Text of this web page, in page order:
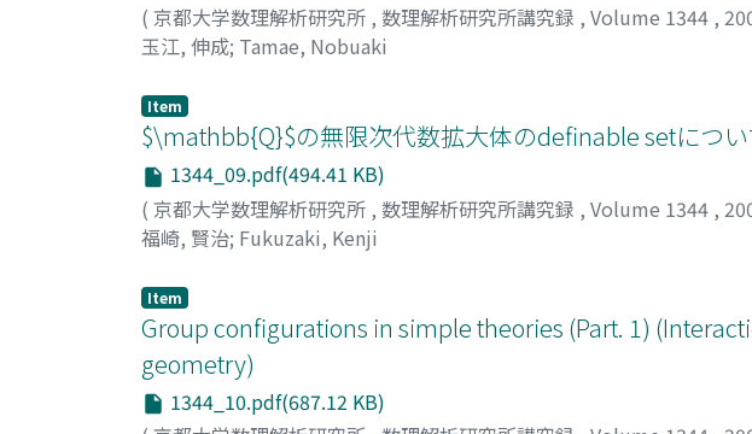
( 京都大学数理解析研究所 , 数理解析研究所講究録 , Volume 1344 ,
玉江, 伸成; Tamae, Nobuaki
Item
$\mathbb{Q}$の無限次代数拡大体のdefinable setにつ
1344_09.pdf(494.41 KB)
( 京都大学数理解析研究所 , 数理解析研究所講究録 , Volume 1344 ,
福崎, 賢治; Fukuzaki, Kenji
Item
Group configurations in simple theories (Part. 1)
geometry)
1344_10.pdf(687.12 KB)